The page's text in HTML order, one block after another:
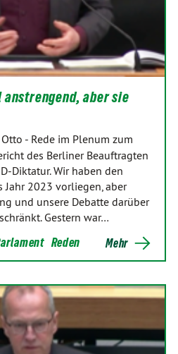
aber sie
- Rede im Plenum zum
des Berliner Beauftragten
Diktatur. Wir haben den
2023 vorliegen, aber
und unsere Debatte darüber
Gestern war…
Reden Mehr